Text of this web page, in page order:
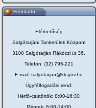
Fenntartó
Elérhetőség
Salgótarjáni Tankerületi Központ
3100 Salgótarján Rákóczi út 36.
Telefon: (32) 795-221
E-mail: salgotarjan@kk.gov.hu
Ügyfélfogadási rend:
Hétfő-csütörtök: 8:00-16:30
Péntek: 8:00-14:00